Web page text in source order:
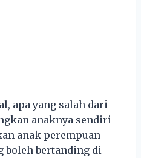
apa yang salah dari
anaknya sendiri
anak perempuan
boleh bertanding di